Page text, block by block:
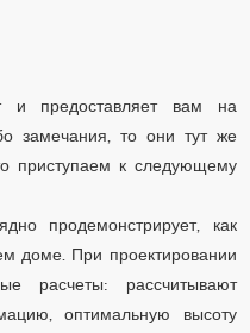
и предоставляет вам на
замечания, то они тут же
приступаем к следующему
продемонстрирует, как
доме. При проектировании
расчеты: рассчитывают
оптимальную высоту